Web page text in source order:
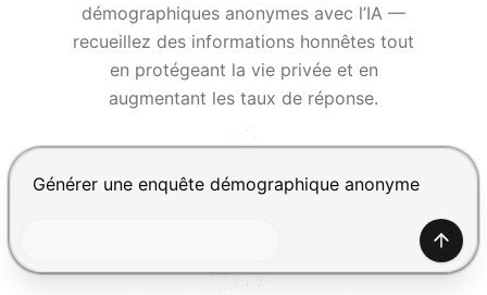
SE CONNECTER
ESSAYER GRATUITEMENT
démographiques anonymes avec l’IA —
recueillez des informations honnêtes tout
en protégeant la vie privée et en
augmentant les taux de réponse.
Appuyez sur Entrée pour envoyer, Maj+Entrée pour